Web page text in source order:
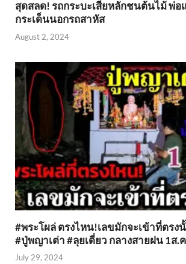
สุดสลด! รถกระบะเสียหลักชนต้นไม้ พ่อ
กระเด็นนอกรถสาหัส
August 2, 2024
#พระโผล่ ตรงไหน!เลขมักจะเข้าที่ตร
#ปู่พญาเต่า #ลุยเดี่ยว กลางสายฝน 1ส.
July 29, 2024